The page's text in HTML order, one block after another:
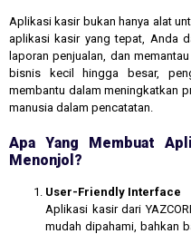
Aplikasi kasir bukan hanya alat
aplikasi kasir yang tepat, Anda
laporan penjualan, dan
bisnis kecil hingga besar,
membantu dalam meningkatkan
manusia dalam pencatatan.
Apa Yang Membuat
Menonjol?
User-Friendly Interface
Aplikasi kasir dari
mudah dipahami, bahkan